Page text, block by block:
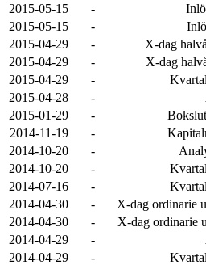
2015-05-15
-
2015-05-15
-
2015-04-29
-
X-dag
2015-04-29
-
X-dag
2015-04-29
-
2015-04-28
-
2015-01-29
-
2014-11-19
-
2014-10-20
-
2014-10-20
-
2014-07-16
-
2014-04-30
-
X-dag ordinarie
2014-04-30
-
X-dag ordinarie
2014-04-29
-
2014-04-29
-